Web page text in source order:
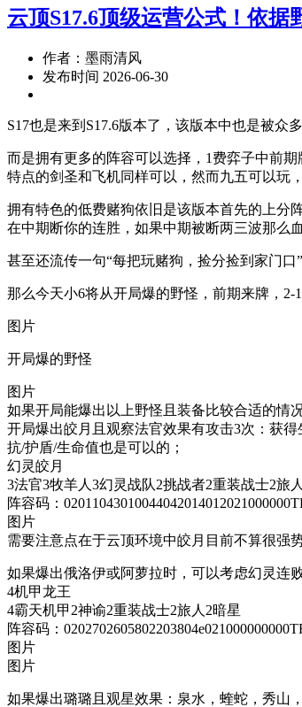
云顶S17.6顶级运营公式！依据
作者：墨雨清风
发布时间 2026-06-30
S17也是来到S17.6版本了，该版本中也是被
而是拥有更多的阵容可以选择，1费弈子中前
特点的剑圣和飞机同样可以，然而九五可以玩
拥有特色的低费赌狗依旧是该版本首先的上分
在中期断你的连胜，如果中期被断两三波那么
甚至还流传一句“每把玩赌狗，捡分捡到家门口”
那么今天小6将从开局爆的野怪，前期来牌，
图片
开局爆的野怪
图片
如果开局能爆出以上野怪且装备比较合适的情
开局爆出皎月且观察法官效果有攻击3次：获
抗/护盾/生命值也是可以的；
幻灵皎月
3法官3牧羊人3幻灵战队2挑战者2重装战士2旅人
阵容码：
图片
需要注意点在于云顶环境中皎月目前不算很强
如果爆出俄洛伊或阿萝拉时，可以考虑幻灵连
4机甲龙王
4霸天机甲2神谕2重装战士2旅人2暗星
阵容码：
图片
图片
如果爆出璐璐且观星效果：泉水，蝰蛇，秀山